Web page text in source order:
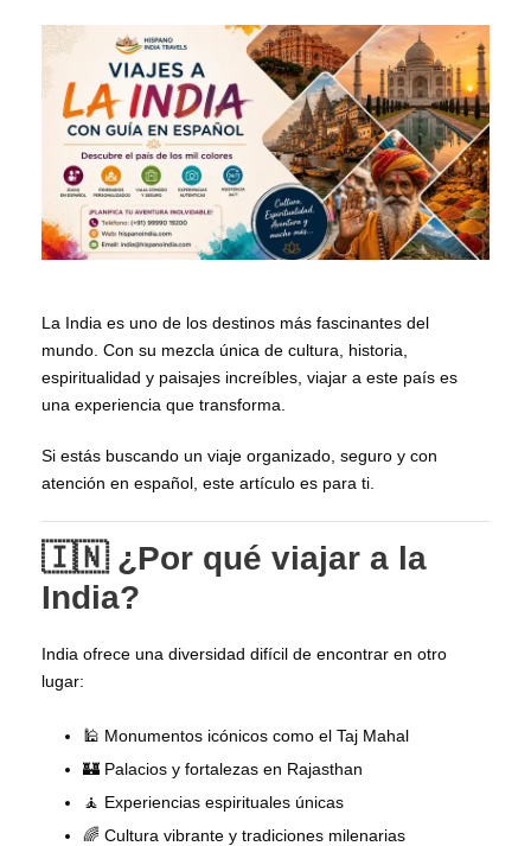
La India es uno de los destinos más fascinantes del
mundo. Con su mezcla única de cultura, historia,
espiritualidad y paisajes increíbles, viajar a este país es
una experiencia que transforma.
Si estás buscando un viaje organizado, seguro y con
atención en español, este artículo es para ti.
🇮🇳 ¿Por qué viajar a la
India?
India ofrece una diversidad difícil de encontrar en otro
lugar:
🕌 Monumentos icónicos como el Taj Mahal
🏰 Palacios y fortalezas en Rajasthan
🧘 Experiencias espirituales únicas
🌈 Cultura vibrante y tradiciones milenarias